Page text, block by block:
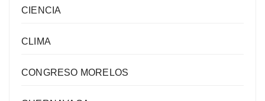
CIENCIA
CLIMA
CONGRESO MORELOS